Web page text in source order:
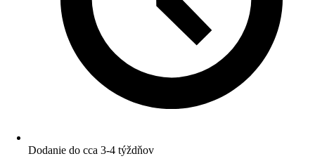
Dodanie do cca 3-4 týždňov